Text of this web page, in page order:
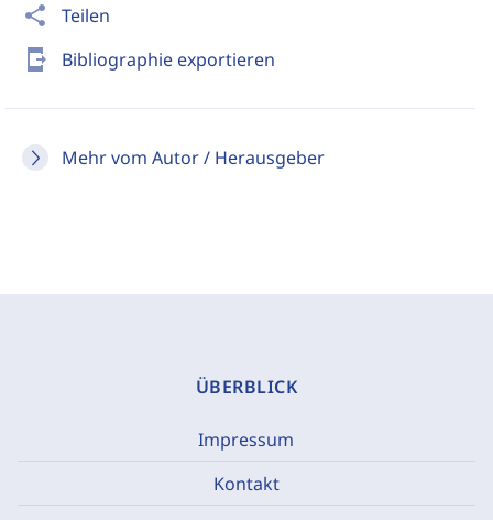
share Teilen
send_to_mobile Bibliographie exportieren
Mehr vom Autor / Herausgeber
ÜBERBLICK
Impressum
Kontakt